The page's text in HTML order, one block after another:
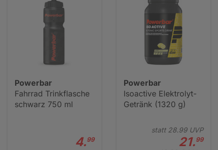
Powerbar
Fahrrad Trinkflasche
schwarz 750 ml
4.99
Powerbar
Isoactive Elektrolyt-
Getränk (1320 g)
statt 28.99UVP
21.99